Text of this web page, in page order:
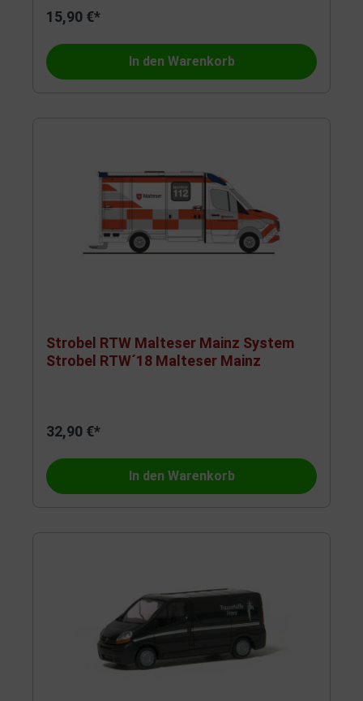
15,90 €*
In den Warenkorb
Strobel RTW Malteser Mainz System
Strobel RTW´18 Malteser Mainz
32,90 €*
In den Warenkorb